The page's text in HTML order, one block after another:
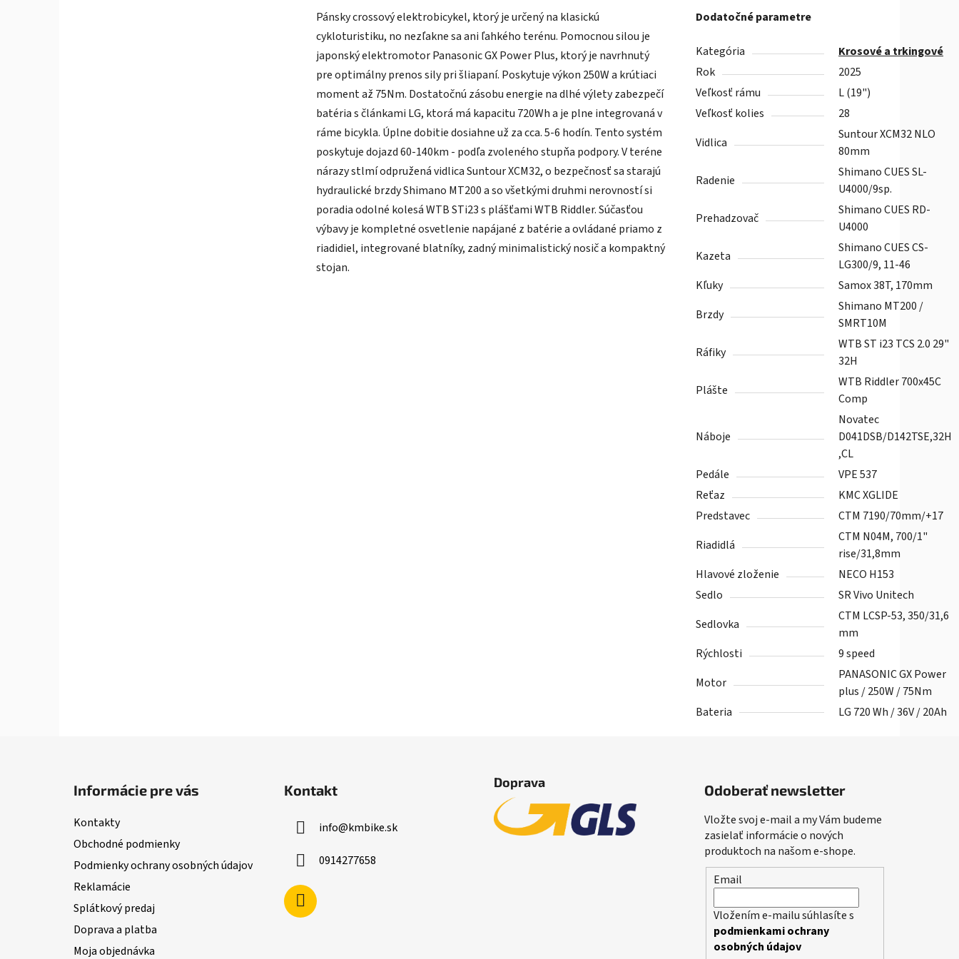
Pánsky crossový elektrobicykel, ktorý je určený na klasickú
cykloturistiku, no nezľakne sa ani ľahkého terénu. Pomocnou silou je
japonský elektromotor Panasonic GX Power Plus, ktorý je navrhnutý
pre optimálny prenos sily pri šliapaní. Poskytuje výkon 250W a krútiaci
moment až 75Nm. Dostatočnú zásobu energie na dlhé výlety zabezpečí
batéria s článkami LG, ktorá má kapacitu 720Wh a je plne integrovaná v
ráme bicykla. Úplne dobitie dosiahne už za cca. 5-6 hodín. Tento systém
poskytuje dojazd 60-140km - podľa zvoleného stupňa podpory. V teréne
nárazy stlmí odpružená vidlica Suntour XCM32, o bezpečnosť sa starajú
hydraulické brzdy Shimano MT200 a so všetkými druhmi nerovností si
poradia odolné kolesá WTB STi23 s plášťami WTB Riddler. Súčasťou
výbavy je kompletné osvetlenie napájané z batérie a ovládané priamo z
riadidiel, integrované blatníky, zadný minimalistický nosič a kompaktný
stojan.
Dodatočné parametre
Kategória
Krosové a trkingové
Rok
2025
Veľkosť rámu
L (19")
Veľkosť kolies
28
Vidlica
Suntour XCM32 NLO
80mm
Radenie
Shimano CUES SL-
U4000/9sp.
Prehadzovač
Shimano CUES RD-
U4000
Kazeta
Shimano CUES CS-
LG300/9, 11-46
Kľuky
Samox 38T, 170mm
Brzdy
Shimano MT200 /
SMRT10M
Ráfiky
WTB ST i23 TCS 2.0 29"
32H
Plášte
WTB Riddler 700x45C
Comp
Náboje
Novatec
D041DSB/D142TSE,32H
,CL
Pedále
VPE 537
Reťaz
KMC XGLIDE
Predstavec
CTM 7190/70mm/+17
Riadidlá
CTM N04M, 700/1"
rise/31,8mm
Hlavové zloženie
NECO H153
Sedlo
SR Vivo Unitech
Sedlovka
CTM LCSP-53, 350/31,6
mm
Rýchlosti
9 speed
Motor
PANASONIC GX Power
plus / 250W / 75Nm
Bateria
LG 720 Wh / 36V / 20Ah
Informácie pre vás
Kontakty
Obchodné podmienky
Podmienky ochrany osobných údajov
Reklamácie
Splátkový predaj
Doprava a platba
Moja objednávka
Kontakt
info@kmbike.sk
0914277658
Doprava Odoberať newsletter
Vložte svoj e-mail a my Vám budeme
zasielať informácie o nových
produktoch na našom e-shope.
Email
Vložením e-mailu súhlasíte s
podmienkami ochrany
osobných údajov